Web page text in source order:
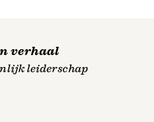
verhaal
leiderschap